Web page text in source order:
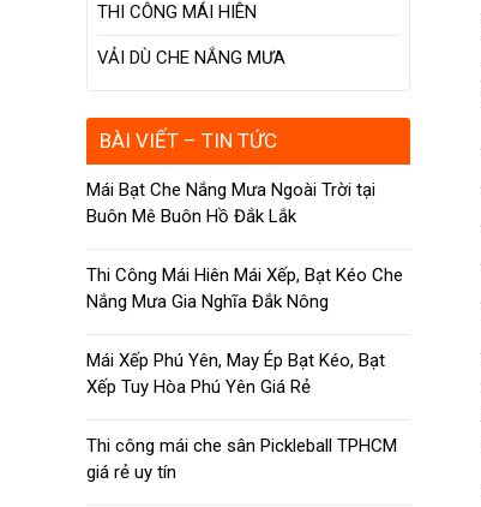
THI CÔNG MÁI HIÊN
VẢI DÙ CHE NẮNG MƯA
BÀI VIẾT – TIN TỨC
Mái Bạt Che Nắng Mưa Ngoài Trời tại
Buôn Mê Buôn Hồ Đắk Lắk
Thi Công Mái Hiên Mái Xếp, Bạt Kéo Che
Nắng Mưa Gia Nghĩa Đắk Nông
Mái Xếp Phú Yên, May Ép Bạt Kéo, Bạt
Xếp Tuy Hòa Phú Yên Giá Rẻ
Thi công mái che sân Pickleball TPHCM
giá rẻ uy tín